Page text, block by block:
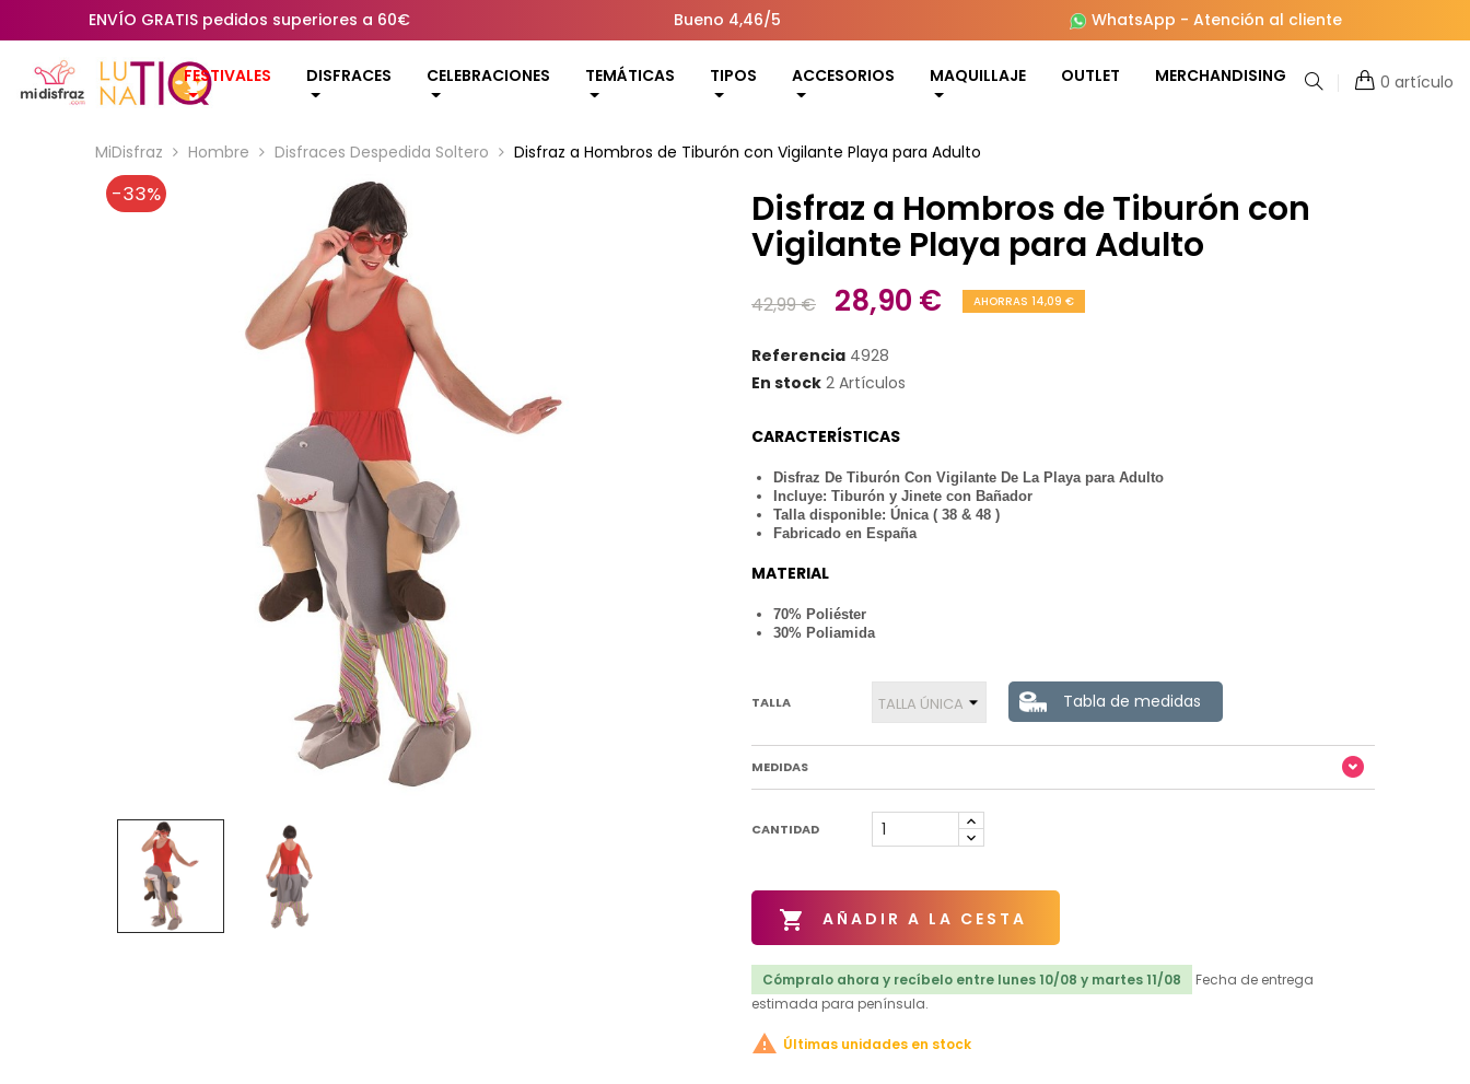
ENVÍO GRATIS pedidos superiores a 60€ Bueno 4,46/5 WhatsApp - Atención al cliente
FESTIVALES DISFRACES CELEBRACIONES TEMÁTICAS TIPOS ACCESORIOS MAQUILLAJE OUTLET MERCHANDISING 0 artículo
MiDisfraz Hombre Disfraces Despedida Soltero Disfraz a Hombros de Tiburón con Vigilante Playa para Adulto
-33% Disfraz a Hombros de Tiburón con
Vigilante Playa para Adulto
42,99 € 28,90 € AHORRAS 14,09 €
Referencia 4928
En stock 2 Artículos
CARACTERÍSTICAS
Disfraz De Tiburón Con Vigilante De La Playa para Adulto
Incluye: Tiburón y Jinete con Bañador
Talla disponible: Única ( 38 & 48 )
Fabricado en España
MATERIAL
70% Poliéster
30% Poliamida
TALLA Tabla de medidas
MEDIDAS
CANTIDAD
 AÑADIR A LA CESTA
Cómpralo ahora y recíbelo entre lunes 10/08 y martes 11/08
Fecha de entrega
estimada para península.
 Últimas unidades en stock